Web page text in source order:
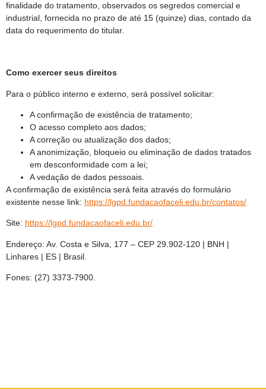
finalidade do tratamento, observados os segredos comercial e
industrial, fornecida no prazo de até 15 (quinze) dias, contado da
data do requerimento do titular.
Como exercer seus direitos
Para o público interno e externo, será possível solicitar:
A confirmação de existência de tratamento;
O acesso completo aos dados;
A correção ou atualização dos dados;
A anonimização, bloqueio ou eliminação de dados tratados
em desconformidade com a lei;
A vedação de dados pessoais.
A confirmação de existência será feita através do formulário
existente nesse link: https://lgpd.fundacaofaceli.edu.br/contatos/
Site: https://lgpd.fundacaofaceli.edu.br/
Endereço: Av. Costa e Silva, 177 – CEP 29.902-120 | BNH |
Linhares | ES | Brasil.
Fones: (27) 3373-7900.